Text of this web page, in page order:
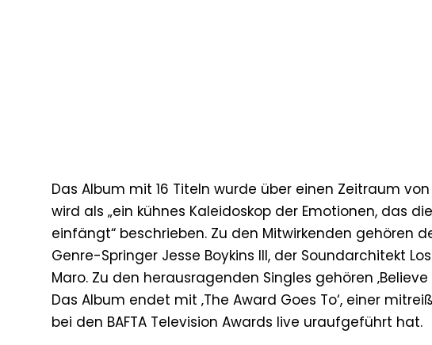
Das Album mit 16 Titeln wurde über einen Zeitraum
wird als „ein kühnes Kaleidoskop der Emotionen, das
einfängt“ beschrieben. Zu den Mitwirkenden gehören
Genre-Springer Jesse Boykins III, der Soundarchitekt
Maro. Zu den herausragenden Singles gehören ‚Believe
Das Album endet mit ‚The Award Goes To‘, einer
bei den BAFTA Television Awards live uraufgeführt hat.